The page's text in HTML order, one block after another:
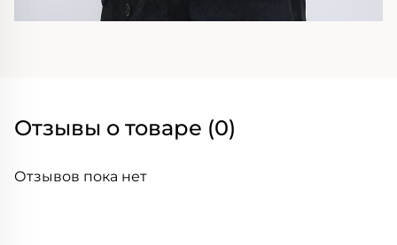
Отзывы о товаре (0)
Отзывов пока нет